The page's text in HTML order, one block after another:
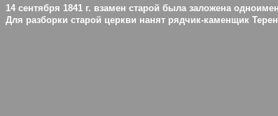
14 сентября 1841 г. взамен старой была заложена
Для разборки старой церкви нанят рядчик-каменщик